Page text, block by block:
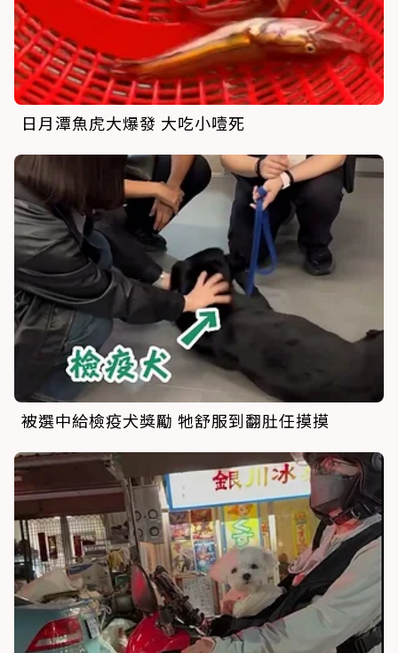
日月潭魚虎大爆發 大吃小噎死
被選中給檢疫犬獎勵 牠舒服到翻肚任摸摸